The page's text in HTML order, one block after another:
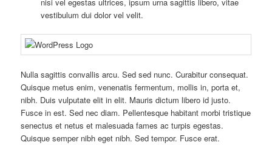
vestibulum dui dolor vel velit.
Nulla sagittis convallis arcu. Sed sed nunc. Curabitur consequat.
Quisque metus enim, venenatis fermentum, mollis in, porta et,
nibh. Duis vulputate elit in elit. Mauris dictum libero id justo.
Fusce in est. Sed nec diam. Pellentesque habitant morbi tristique
senectus et netus et malesuada fames ac turpis egestas.
Quisque semper nibh eget nibh. Sed tempor. Fusce erat.